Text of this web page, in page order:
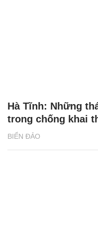
BIỂN ĐẢO
Hà Tĩnh: Những
trong chống khai